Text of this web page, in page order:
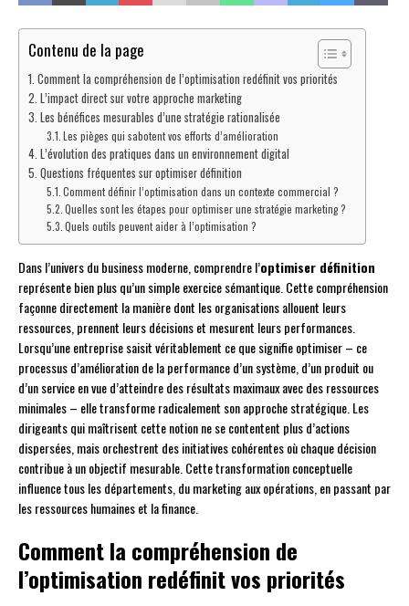
Contenu de la page
Comment la compréhension de l’optimisation redéfinit vos priorités
L’impact direct sur votre approche marketing
Les bénéfices mesurables d’une stratégie rationalisée
Les pièges qui sabotent vos efforts d’amélioration
L’évolution des pratiques dans un environnement digital
Questions fréquentes sur optimiser définition
Comment définir l’optimisation dans un contexte commercial ?
Quelles sont les étapes pour optimiser une stratégie marketing ?
Quels outils peuvent aider à l’optimisation ?
Dans l’univers du business moderne, comprendre l’optimiser définition
représente bien plus qu’un simple exercice sémantique. Cette compréhension
façonne directement la manière dont les organisations allouent leurs
ressources, prennent leurs décisions et mesurent leurs performances.
Lorsqu’une entreprise saisit véritablement ce que signifie optimiser – ce
processus d’amélioration de la performance d’un système, d’un produit ou
d’un service en vue d’atteindre des résultats maximaux avec des ressources
minimales – elle transforme radicalement son approche stratégique. Les
dirigeants qui maîtrisent cette notion ne se contentent plus d’actions
dispersées, mais orchestrent des initiatives cohérentes où chaque décision
contribue à un objectif mesurable. Cette transformation conceptuelle
influence tous les départements, du marketing aux opérations, en passant par
les ressources humaines et la finance.
Comment la compréhension de
l’optimisation redéfinit vos priorités